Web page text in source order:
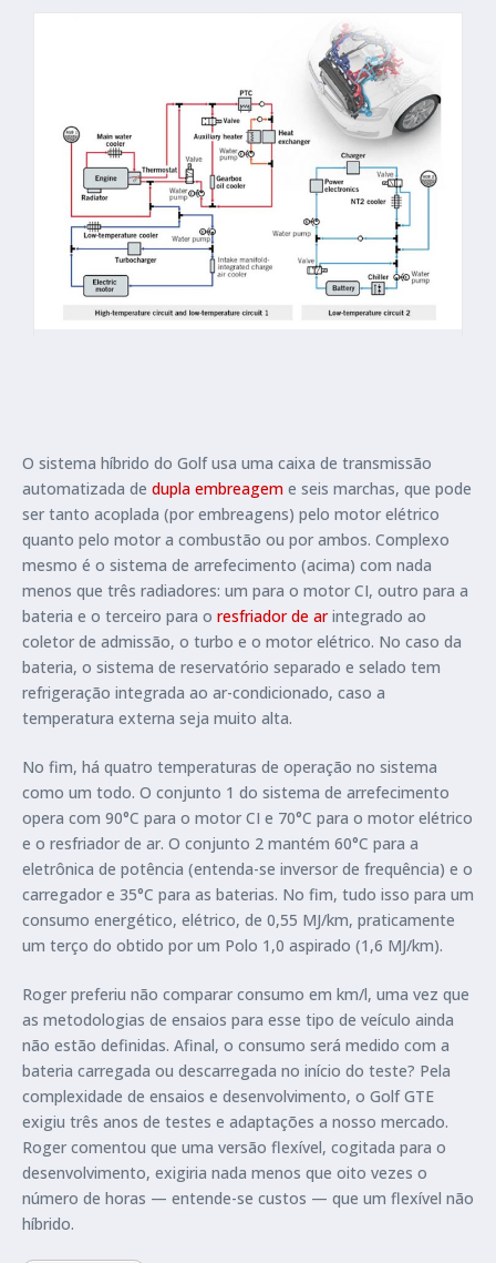
O sistema híbrido do Golf usa uma caixa de transmissão
automatizada de dupla embreagem e seis marchas, que pode
ser tanto acoplada (por embreagens) pelo motor elétrico
quanto pelo motor a combustão ou por ambos. Complexo
mesmo é o sistema de arrefecimento (acima) com nada
menos que três radiadores: um para o motor CI, outro para a
bateria e o terceiro para o resfriador de arintegrado ao
coletor de admissão, o turbo e o motor elétrico. No caso da
bateria, o sistema de reservatório separado e selado tem
refrigeração integrada ao ar-condicionado, caso a
temperatura externa seja muito alta.
No fim, há quatro temperaturas de operação no sistema
como um todo. O conjunto 1 do sistema de arrefecimento
opera com 90°C para o motor CI e 70°C para o motor elétrico
e o resfriador de ar. O conjunto 2 mantém 60°C para a
eletrônica de potência (entenda-se inversor de frequência) e o
carregador e 35°C para as baterias. No fim, tudo isso para um
consumo energético, elétrico, de 0,55 MJ/km, praticamente
um terço do obtido por um Polo 1,0 aspirado (1,6 MJ/km).
Roger preferiu não comparar consumo em km/l, uma vez que
as metodologias de ensaios para esse tipo de veículo ainda
não estão definidas. Afinal, o consumo será medido com a
bateria carregada ou descarregada no início do teste? Pela
complexidade de ensaios e desenvolvimento, o Golf GTE
exigiu três anos de testes e adaptações a nosso mercado.
Roger comentou que uma versão flexível, cogitada para o
desenvolvimento, exigiria nada menos que oito vezes o
número de horas — entende-se custos — que um flexível não
híbrido.